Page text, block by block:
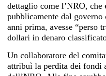
dettaglio come l’NRO, che
pubblicamente dal
anni prima, avesse “perso
dollari in denaro
Un collaboratore del
attribuì la perdita dei fondi